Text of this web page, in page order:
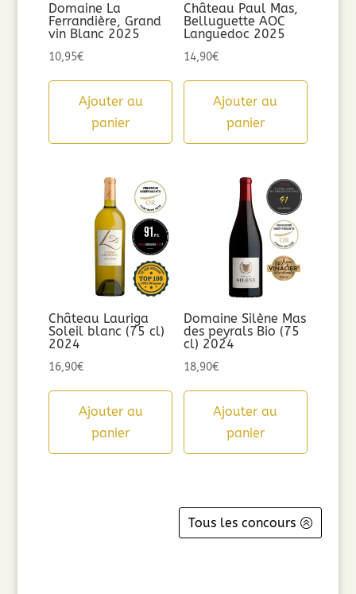
Domaine La
Ferrandière, Grand
vin Blanc 2025
10,95€
Ajouter au
panier
Château Paul Mas,
Belluguette AOC
Languedoc 2025
14,90€
Ajouter au
panier
Château Lauriga
Soleil blanc (75 cl)
2024
16,90€
Ajouter au
panier
Domaine Silène Mas
des peyrals Bio (75
cl) 2024
18,90€
Ajouter au
panier
Tous les concours